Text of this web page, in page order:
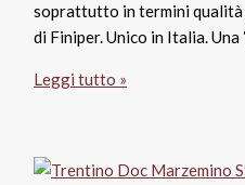
soprattutto in termini
di Finiper. Unico in Italia.
Iper,
i:
Leggi tutto »